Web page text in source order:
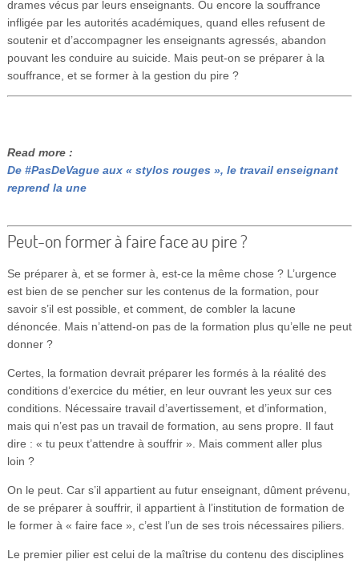
drames vécus par leurs enseignants. Ou encore la souffrance
infligée par les autorités académiques, quand elles refusent de
soutenir et d’accompagner les enseignants agressés, abandon
pouvant les conduire au suicide. Mais peut-on se préparer à la
souffrance, et se former à la gestion du pire ?
Read more :
De #PasDeVague aux « stylos rouges », le travail enseignant
reprend la une
Peut-on former à faire face au pire ?
Se préparer à, et se former à, est-ce la même chose ? L’urgence
est bien de se pencher sur les contenus de la formation, pour
savoir s’il est possible, et comment, de combler la lacune
dénoncée. Mais n’attend-on pas de la formation plus qu’elle ne peut
donner ?
Certes, la formation devrait préparer les formés à la réalité des
conditions d’exercice du métier, en leur ouvrant les yeux sur ces
conditions. Nécessaire travail d’avertissement, et d’information,
mais qui n’est pas un travail de formation, au sens propre. Il faut
dire : « tu peux t’attendre à souffrir ». Mais comment aller plus
loin ?
On le peut. Car s’il appartient au futur enseignant, dûment prévenu,
de se préparer à souffrir, il appartient à l’institution de formation de
le former à « faire face », c’est l’un de ses trois nécessaires piliers.
Le premier pilier est celui de la maîtrise du contenu des disciplines